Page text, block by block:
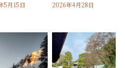
5月15日 2026年4月28日
CD與課程大綱